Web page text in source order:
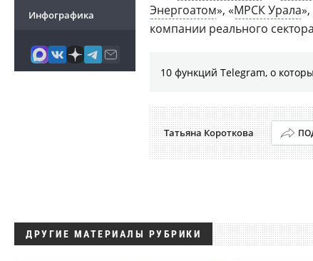
Инфографика
Энергоатом», «МРСК Урала»,
компании реального
10 функций Telegram, о
Татьяна Короткова
ДРУГИЕ МАТЕРИАЛЫ РУБРИКИ